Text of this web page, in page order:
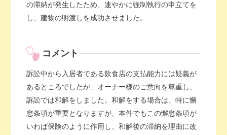
の滞納が発生したため、速やかに強制執行の申立てを
し、建物の明渡しを成功させました。
コメント
訴訟中から入居者である飲食店の支払能力には疑義が
あるところでしたが、オーナー様のご意向を尊重し、
訴訟では和解をしました。和解をする場合は、特に懈
怠条項が重要となりますが、本件でもこの懈怠条項が
いわば保険のように作用し、和解後の滞納を理由に改